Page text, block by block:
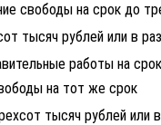
свободы на срок до
тысяч рублей или в
работы на
на тот же срок
тысяч рублей или